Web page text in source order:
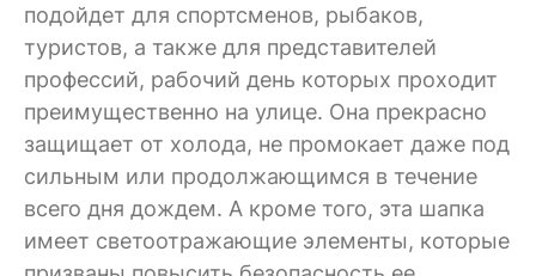
подойдет для спортсменов, рыбаков,
туристов, а также для представителей
профессий, рабочий день которых проходит
преимущественно на улице. Она прекрасно
защищает от холода, не промокает даже под
сильным или продолжающимся в течение
всего дня дождем. А кроме того, эта шапка
имеет светоотражающие элементы, которые